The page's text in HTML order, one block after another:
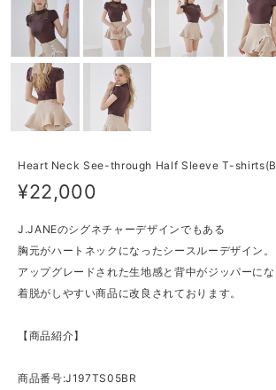
Heart Neck See-through Half Sleeve T-
¥22,000
J.JANEのシグネチャーデザインでもある
胸元がハートネックになったシースルーデザイン。
アップグレードされた生地感と背中がジッパーに
着脱がしやすい商品に改良されております。
【商品紹介】
商品番号:J197TS05BR